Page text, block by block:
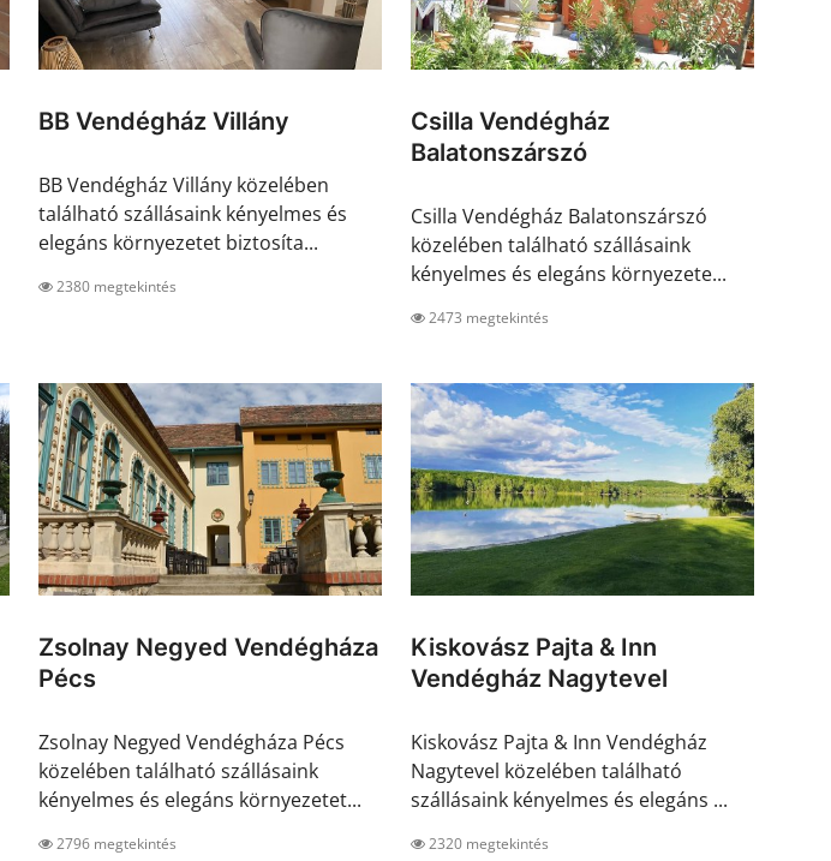
BB Vendégház Villány
BB Vendégház Villány közelében
található szállásaink kényelmes és
elegáns környezetet biztosíta...
2380 megtekintés
Csilla Vendégház
Balatonszárszó
Csilla Vendégház Balatonszárszó
közelében található szállásaink
kényelmes és elegáns környezete...
2473 megtekintés
Zsolnay Negyed Vendégháza
Pécs
Zsolnay Negyed Vendégháza Pécs
közelében található szállásaink
kényelmes és elegáns környezetet...
2796 megtekintés
Kiskovász Pajta & Inn
Vendégház Nagytevel
Kiskovász Pajta & Inn Vendégház
Nagytevel közelében található
szállásaink kényelmes és elegáns ...
2320 megtekintés